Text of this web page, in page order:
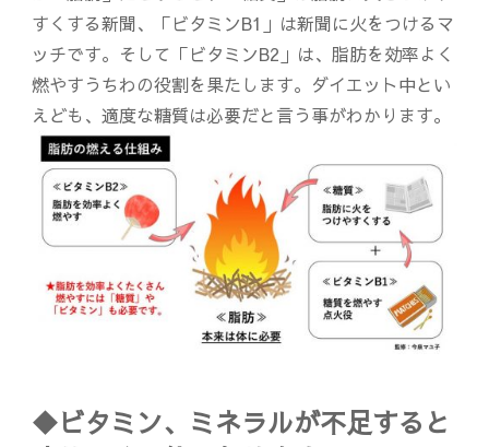
すくする新聞、「ビタミンB1」は新聞に火をつけるマ
ッチです。そして「ビタミンB2」は、脂肪を効率よく
燃やすうちわの役割を果たします。ダイエット中とい
えども、適度な糖質は必要だと言う事がわかります。
◆ビタミン、ミネラルが不足すると